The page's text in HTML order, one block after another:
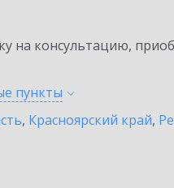
на консультацию,
пункты
, Красноярский край,